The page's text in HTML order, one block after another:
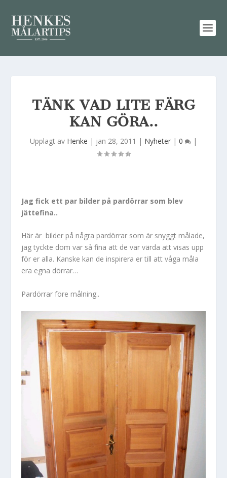
TÄNK VAD LITE FÄRG
KAN GÖRA..
Upplagt av Henke | jan 28, 2011 | Nyheter | 0 |
Jag fick ett par bilder på pardörrar som blev
jättefina..
Här är bilder på några pardörrar som är snyggt målade,
jag tyckte dom var så fina att de var värda att visas upp
för er alla. Kanske kan de inspirera er till att våga måla
era egna dörrar…
Pardörrar före målning..